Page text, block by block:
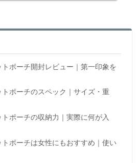
ポーチ開封レビュー｜第一印象を
トポーチのスペック｜サイズ・重
ポーチの収納力｜実際に何が入
ポーチは女性にもおすすめ｜使い